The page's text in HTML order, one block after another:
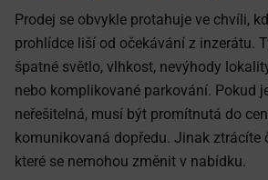
Prodej se obvykle protahuje ve chvíli,
prohlídce liší od očekávání z inzerátu.
špatné světlo, vlhkost, nevýhody
nebo komplikované parkování. Pokud
neřešitelná, musí být promítnutá do
komunikovaná dopředu. Jinak ztrácíte
které se nemohou změnit v nabídku.